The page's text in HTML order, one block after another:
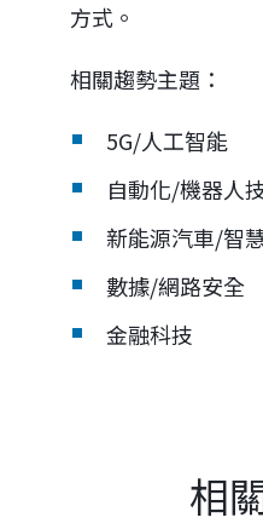
方式。
相關趨勢主題：
5G/人工智能
自動化/機器人
新能源汽車/智
數據/網路安全
金融科技
相